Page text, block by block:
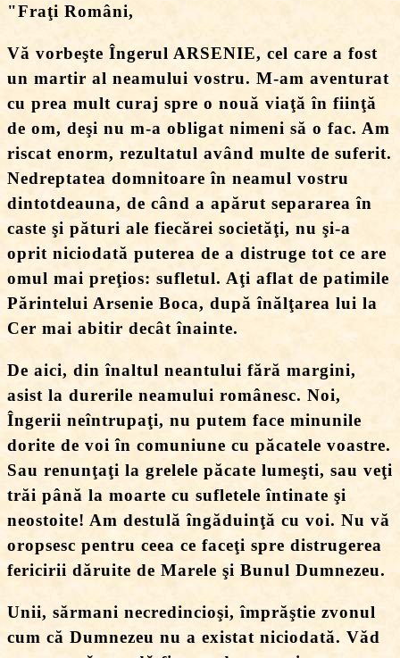
"Fraţi Români,
Vă vorbeşte Îngerul ARSENIE, cel care a fost
un martir al neamului vostru. M-am aventurat
cu prea mult curaj spre o nouă viaţă în fiinţă
de om, deşi nu m-a obligat nimeni să o fac. Am
riscat enorm, rezultatul având multe de suferit.
Nedreptatea domnitoare în neamul vostru
dintotdeauna, de când a apărut separarea în
caste şi pături ale fiecărei societăţi, nu şi-a
oprit niciodată puterea de a distruge tot ce are
omul mai preţios: sufletul. Aţi aflat de patimile
Părintelui Arsenie Boca, după înălţarea lui la
Cer mai abitir decât înainte.
De aici, din înaltul neantului fără margini,
asist la durerile neamului românesc. Noi,
Îngerii neîntrupaţi, nu putem face minunile
dorite de voi în comuniune cu păcatele voastre.
Sau renunţaţi la grelele păcate lumeşti, sau veţi
trăi până la moarte cu sufletele întinate şi
neostoite! Am destulă îngăduinţă cu voi. Nu vă
oropsesc pentru ceea ce faceţi spre distrugerea
fericirii dăruite de Marele şi Bunul Dumnezeu.
Unii, sărmani necredincioşi, împrăştie zvonul
cum că Dumnezeu nu a existat niciodată. Văd